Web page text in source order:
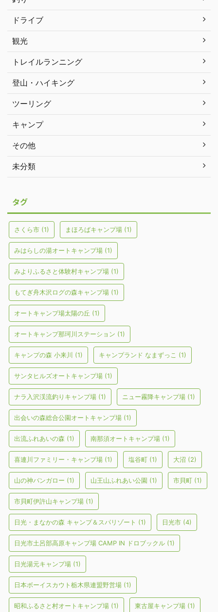
ドライブ
観光
トレイルランニング
登山・ハイキング
ツーリング
キャンプ
その他
未分類
タグ
さくら市 (1) まほろばキャンプ場 (1)
みはらしの湯オートキャンプ場 (1)
みよりふるさと体験村キャンプ場 (1)
もてぎ舟木沢ログの森キャンプ場 (1)
オートキャンプ場太陽の丘 (1)
オートキャンプ那珂川ステーション (1)
キャンプの森 小来川 (1) キャンプランド なまずっこ (1)
サンタヒルズオートキャンプ場 (1)
ナラ入沢渓流釣りキャンプ場 (1) ニュー霧降キャンプ場 (1)
出会いの森総合公園オートキャンプ場 (1)
出流ふれあいの森 (1) 南那須オートキャンプ場 (1)
喜連川ファミリー・キャンプ場 (1) 塩谷町 (1) 大沼 (2)
山の神バンガロー (1) 山王山ふれあい公園 (1) 市貝町 (1)
市貝町伊許山キャンプ場 (1)
日光・まなかの森 キャンプ＆スパリゾート (1) 日光市 (4)
日光市土呂部高原キャンプ場 CAMP IN ドロブックル (1)
日光湯元キャンプ場 (1)
日本ボーイスカウト栃木県連盟野営場 (1)
昭和ふるさと村オートキャンプ場 (1) 東古屋キャンプ場 (1)